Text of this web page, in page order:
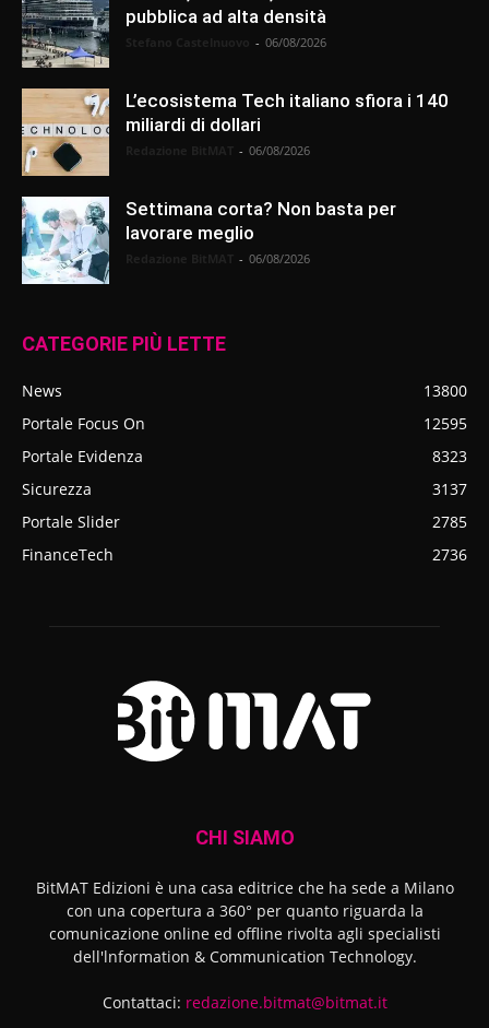
pubblica ad alta densità
- 06/08/2026
L’ecosistema Tech italiano sfiora i 140
miliardi di dollari
- 06/08/2026
Settimana corta? Non basta per
lavorare meglio
- 06/08/2026
CATEGORIE PIÙ LETTE
News
13800
Portale Focus On
12595
Portale Evidenza
8323
Sicurezza
3137
Portale Slider
2785
FinanceTech
2736
CHI SIAMO
BitMAT Edizioni è una casa editrice che ha sede a Milano
con una copertura a 360° per quanto riguarda la
comunicazione online ed offline rivolta agli specialisti
dell'lnformation & Communication Technology.
Contattaci: redazione.bitmat@bitmat.it